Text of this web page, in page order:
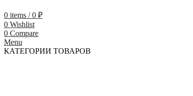
0 items / 0 ₽
0 Wishlist
0 Compare
Menu
КАТЕГОРИИ ТОВАРОВ